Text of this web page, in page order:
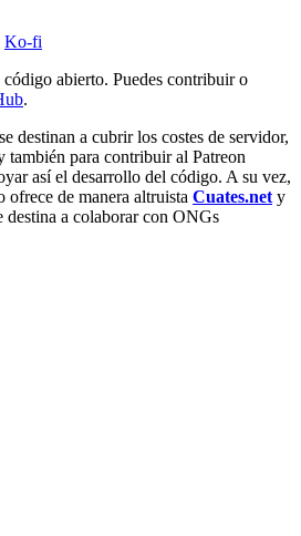
Ko-fi
abierto. Puedes contribuir o
.
se destinan a cubrir los costes de servidor,
también para contribuir al Patreon
así el desarrollo del código. A su vez,
de manera altruista Cuates.net y
destina a colaborar con ONGs